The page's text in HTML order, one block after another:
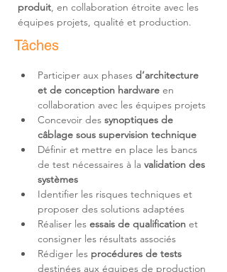
produit, en collaboration étroite avec les
équipes projets, qualité et production.
Tâches
Participer aux phases d’architecture
et de conception hardware en
Concevoir des synoptiques de
câblage sous supervision technique
Définir et mettre en place les bancs
de test nécessaires à la validation des
systèmes
Identifier les risques techniques et
Réaliser les essais de qualification et
Rédiger les procédures de tests